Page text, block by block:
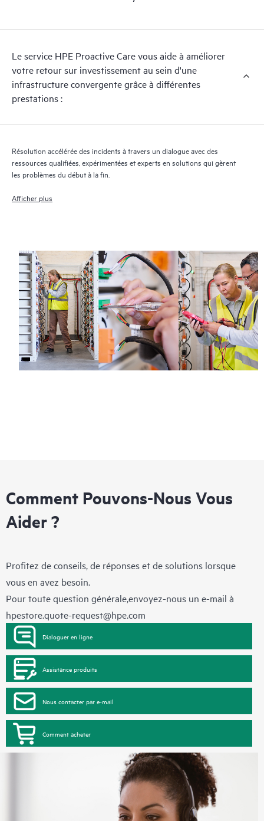
Le service HPE Proactive Care vous aide à améliorer
votre retour sur investissement au sein d'une
infrastructure convergente grâce à différentes
prestations :
Résolution accélérée des incidents à travers un dialogue avec des
ressources qualifiées, expérimentées et experts en solutions qui gèrent
les problèmes du début à la fin.
Afficher plus
Comment Pouvons-Nous Vous
Aider ?
Profitez de conseils, de réponses et de solutions lorsque
vous en avez besoin.
Pour toute question générale,envoyez-nous un e-mail à
hpestore.quote-request@hpe.com
Dialoguer en ligne
Assistance produits
Nous contacter par e-mail
Comment acheter